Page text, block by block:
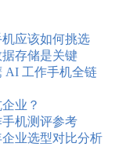
应该如何挑选
存储是关键
AI 工作手机全链
业？
机测评参考
业选型对比分析